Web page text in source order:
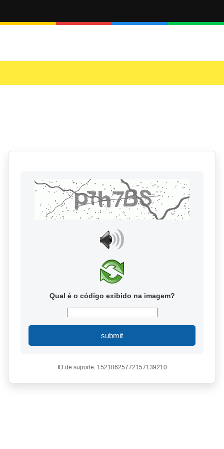
Qual é o código exibido na imagem?
submit
ID de suporte: 15218625772157139210